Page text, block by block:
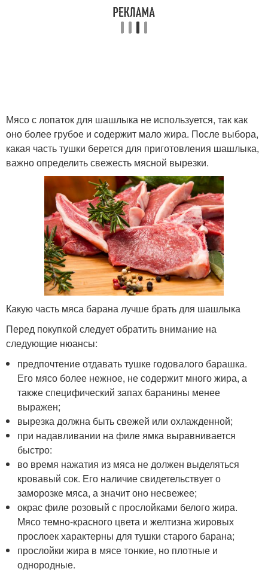
Мясо с лопаток для шашлыка не используется, так как
оно более грубое и содержит мало жира. После выбора,
какая часть тушки берется для приготовления шашлыка,
важно определить свежесть мясной вырезки.
Какую часть мяса барана лучше брать для шашлыка
Перед покупкой следует обратить внимание на
следующие нюансы:
предпочтение отдавать тушке годовалого барашка.
Его мясо более нежное, не содержит много жира, а
также специфический запах баранины менее
выражен;
вырезка должна быть свежей или охлажденной;
при надавливании на филе ямка выравнивается
быстро:
во время нажатия из мяса не должен выделяться
кровавый сок. Его наличие свидетельствует о
заморозке мяса, а значит оно несвежее;
окрас филе розовый с прослойками белого жира.
Мясо темно-красного цвета и желтизна жировых
прослоек характерны для тушки старого барана;
прослойки жира в мясе тонкие, но плотные и
однородные.